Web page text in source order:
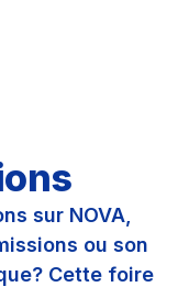
sur NOVA,
ou son
Cette foire